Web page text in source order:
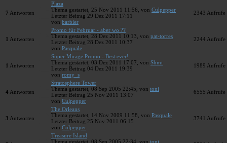
7 Antworten
Plaza
Thema gestartet, 25 Nov 2011 11:56, von Culpepper
Letzter Beitrag 29 Dez 2011 17:11
von barbier
2343 Aufrufe
1 Antworten
Promo für Februar - aber wo ??
Thema gestartet, 28 Dez 2011 10:13, von pat-torres
Letzter Beitrag 28 Dez 2011 10:37
von Pasquale
2244 Aufrufe
1 Antworten
Super Mirage Promo - Best ever!
Thema gestartet, 03 Dez 2011 17:07, von Shmi
Letzter Beitrag 04 Dez 2011 19:39
von romy_s
1989 Aufrufe
4 Antworten
Stratosphere Tower
Thema gestartet, 08 Sep 2005 22:45, von toni
Letzter Beitrag 25 Nov 2011 13:07
von Culpepper
6555 Aufrufe
3 Antworten
The Orleans
Thema gestartet, 14 Nov 2009 11:58, von Pasquale
Letzter Beitrag 25 Nov 2011 06:15
von Culpepper
3741 Aufrufe
Treasure Island
Thema gestartet, 08 Sep 2005 22:34, von toni